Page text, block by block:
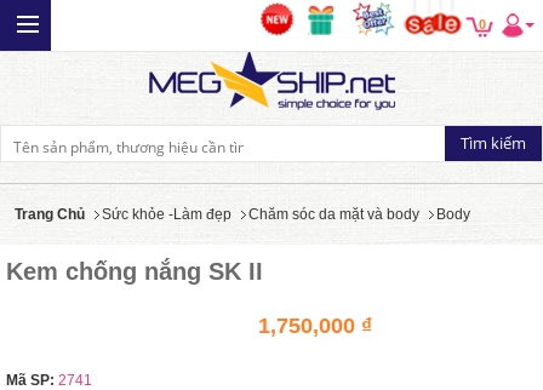
0
Trang Chủ Sức khỏe -Làm đẹp Chăm sóc da mặt và body Body
Kem chống nắng SK II
1,750,000 ₫
Mã SP: 2741